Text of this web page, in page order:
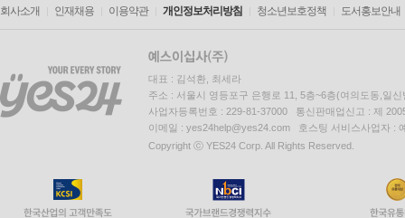
회사소개 인재채용 이용약관 개인정보처리방침 청소년보호정책 도서홍보안내
대표 : 김석환, 최세라
주소 : 서울시 영등포구 은행로 11, 5층~6층(여의도동,일신
사업자등록번호 : 229-81-37000 통신판매업신고 : 제
이메일 : yes24help@yes24.com 호스팅 서비스사업자 :
Copyright ⓒ YES24 Corp. All Rights Reserved.